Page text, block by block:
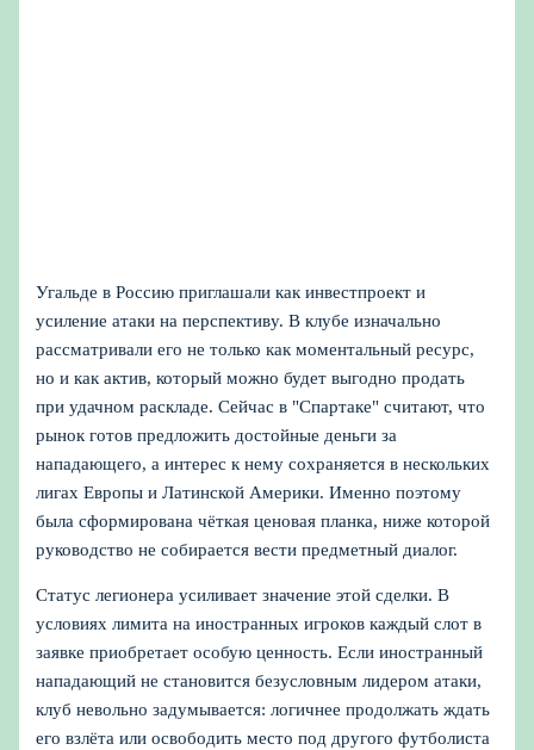
Угальде в Россию приглашали как инвестпроект и
усиление атаки на перспективу. В клубе изначально
рассматривали его не только как моментальный ресурс,
но и как актив, который можно будет выгодно продать
при удачном раскладе. Сейчас в "Спартаке" считают, что
рынок готов предложить достойные деньги за
нападающего, а интерес к нему сохраняется в нескольких
лигах Европы и Латинской Америки. Именно поэтому
была сформирована чёткая ценовая планка, ниже которой
руководство не собирается вести предметный диалог.
Статус легионера усиливает значение этой сделки. В
условиях лимита на иностранных игроков каждый слот в
заявке приобретает особую ценность. Если иностранный
нападающий не становится безусловным лидером атаки,
клуб невольно задумывается: логичнее продолжать ждать
его взлёта или освободить место под другого футболиста